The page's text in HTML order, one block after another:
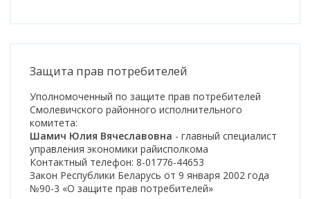
Защита прав потребителей
Уполномоченный по защите прав потребителей
Смолевичского районного исполнительного
комитета:
Шамич Юлия Вячеславовна - главный специалист
управления экономики райисполкома
Контактный телефон: 8-01776-44653
Закон Республики Беларусь от 9 января 2002 года
№90-3 «О защите прав потребителей»